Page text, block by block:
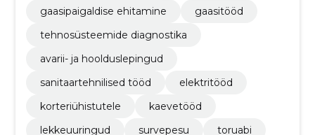
gaasipaigaldise ehitamine
gaasitööd
tehnosüsteemide diagnostika
avarii- ja hoolduslepingud
sanitaartehnilised tööd
elektritööd
korteriühistutele
kaevetööd
lekkeuuringud
survepesu
toruabi